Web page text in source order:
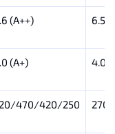
(А++) 6.5
(A+) 4.0
470/420/250